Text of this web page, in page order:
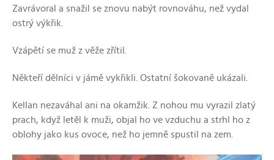
Zavrávoral a snažil se znovu nabýt rovnováhu, než vydal
ostrý výkřik.
Vzápětí se muž z věže zřítil.
Někteří dělníci v jámě vykřikli. Ostatní šokovaně ukázali.
Kellan nezaváhal ani na okamžik. Z nohou mu vyrazil zlatý
prach, když letěl k muži, objal ho ve vzduchu a strhl ho z
oblohy jako kus ovoce, než ho jemně spustil na zem.